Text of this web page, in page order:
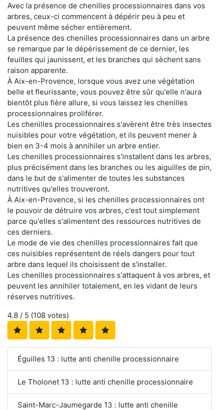
Avec la présence de chenilles processionnaires dans vos
arbres, ceux-ci commencent à dépérir peu à peu et
peuvent même sécher entièrement.
La présence des chenilles processionnaires dans un arbre
se remarque par le dépérissement de ce dernier, les
feuilles qui jaunissent, et les branches qui sèchent sans
raison apparente.
À Aix-en-Provence, lorsque vous avez une végétation
belle et fleurissante, vous pouvez être sûr qu'elle n'aura
bientôt plus fière allure, si vous laissez les chenilles
processionnaires proliférer.
Les chenilles processionnaires s'avèrent être très insectes
nuisibles pour votre végétation, et ils peuvent mener à
bien en 3-4 mois à annihiler un arbre entier.
Les chenilles processionnaires s'installent dans les arbres,
plus précisément dans les branches ou les aiguilles de pin,
dans le but de s'alimenter de toutes les substances
nutritives qu'elles trouveront.
À Aix-en-Provence, si les chenilles processionnaires ont
le pouvoir de détruire vos arbres, c'est tout simplement
parce qu'elles s'alimentent des ressources nutritives de
ces derniers.
Le mode de vie des chenilles processionnaires fait que
ces nuisibles représentent de réels dangers pour tout
arbre dans lequel ils choisissent de s'installer.
Les chenilles processionnaires s'attaquent à vos arbres, et
peuvent les annihiler totalement, en les vidant de leurs
réserves nutritives.
4.8 / 5 (108 votes)
Éguilles 13 : lutte anti chenille processionnaire
Le Tholonet 13 : lutte anti chenille processionnaire
Saint-Marc-Jaumegarde 13 : lutte anti chenille